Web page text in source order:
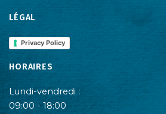
LÉGAL
Privacy Policy
HORAIRES
Lundi-vendredi :
09:00 - 18:00